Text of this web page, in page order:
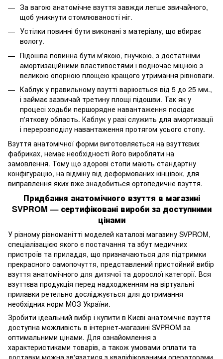
За вагою анатомічне взуття завжди легше звичайного,
щоб уникнути стомлюваності ніг.
Устілки повинні бути виконані з матеріалу, що вбирає
вологу.
Підошва повинна бути м'якою, гнучкою, з достатніми
амортизаційними властивостями і водночас міцною з
великою опорною площею кращого утримання рівноваги.
Каблук у правильному взутті варіюється від 5 до 25 мм.,
і займає зазвичай третину площі підошви. Так як у
процесі ходьби першорядне навантаження посідає
п'яткову область. Каблук у разі служить для амортизації
і перерозподілу навантаження протягом усього стопу.
Взуття анатомічної форми виготовляється на взуттєвих
фабриках, немає необхідності його виробляти на
замовлення. Тому що здорові стопи мають стандартну
конфігурацію, на відміну від деформованих кінцівок, для
виправлення яких вже знадобиться ортопедичне взуття.
Придбання анатомічного взуття в магазині
SVPROM — сертифіковані вироби за доступними
цінами
У різному різноманітті моделей каталозі магазину SVPROM,
спеціалізацією якого є постачання та збут медичних
пристроїв та приладдя, що призначаються для підтримки
прекрасного самопочуття, представлений пристойний вибір
взуття анатомічного для дитячої та дорослої категорії. Вся
взуттєва продукція перед надходженням на віртуальні
прилавки ретельно досліджується для дотримання
необхідних норм МОЗ України.
Зробити ідеальний вибір і купити в Києві анатомічне взуття
доступна можливість в інтернет-магазині SVPROM за
оптимальними цінами. Для ознайомлення з
характеристиками товарів, а також умовами оплати та